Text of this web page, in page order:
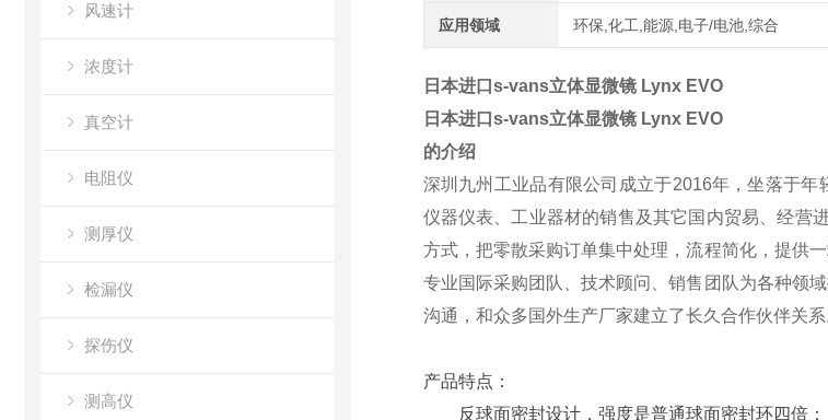
风速计
浓度计
真空计
电阻仪
测厚仪
检漏仪
探伤仪
测高仪
应用领域 环保,化工,能源,电子/电池,综合
日本进口s-vans立体显微镜Lynx EVO
日本进口s-vans立体显微镜Lynx EVO
的介绍
深圳九州工业品有限公司成立于2016年，坐落于年
仪器仪表、工业器材的销售及其它国内贸易、经营
方式，把零散采购订单集中处理，流程简化，提供
专业国际采购团队、技术顾问、销售团队为各种领
沟通，和众多国外生产厂家建立了长久合作伙伴关系
产品特点：
反球面密封设计，强度是普通球面密封环四倍；